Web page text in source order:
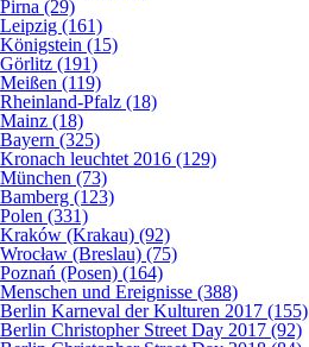
Pirna (29)
Leipzig (161)
Königstein (15)
Görlitz (191)
Meißen (119)
Rheinland-Pfalz (18)
Mainz (18)
Bayern (325)
Kronach leuchtet 2016 (129)
München (73)
Bamberg (123)
Polen (331)
Kraków (Krakau) (92)
Wrocław (Breslau) (75)
Poznań (Posen) (164)
Menschen und Ereignisse (388)
Berlin Karneval der Kulturen 2017 (155)
Berlin Christopher Street Day 2017 (92)